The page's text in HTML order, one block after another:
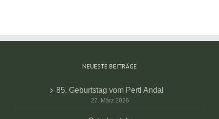
NEUESTE BEITRÄGE
85. Geburtstag vom Pertl Andal
27. März 2026